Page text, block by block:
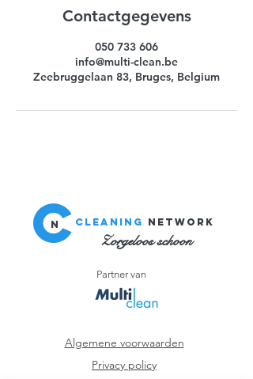
Contactgegevens
050 733 606
info@multi-clean.be
Zeebruggelaan 83, Bruges, Belgium
C
n Cleaning network
Zorgeloos schoon
Partner van
Algemene voorwaarden
Privacy policy